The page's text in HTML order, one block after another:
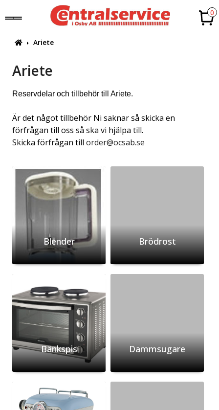
0
Ariete
Ariete
Reservdelar och tillbehör till Ariete.
Är det något tillbehör Ni saknar så skicka en
förfrågan till oss så ska vi hjälpa till.
Skicka förfrågan till order@ocsab.se
Blender Brödrost
Bänkspis Dammsugare